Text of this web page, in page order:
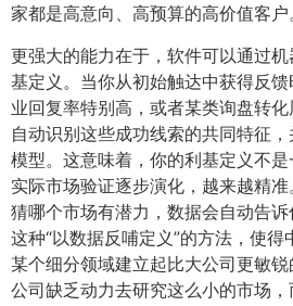
家都是高意向、高预算的高价值客户
更强大的能力在于，软件可以通过
基定义。当你从初始触达中获得反
业回复率特别高，或者某类询盘转
自动识别这些成功线索的共同特征
模型。这意味着，你的利基定义不
实际市场验证逐步演化，越来越精
猜哪个市场有潜力，数据会自动告诉
这种“以数据反哺定义”的方法，使
某个细分领域建立起比大公司更敏
公司缺乏动力去研究这么小的市场